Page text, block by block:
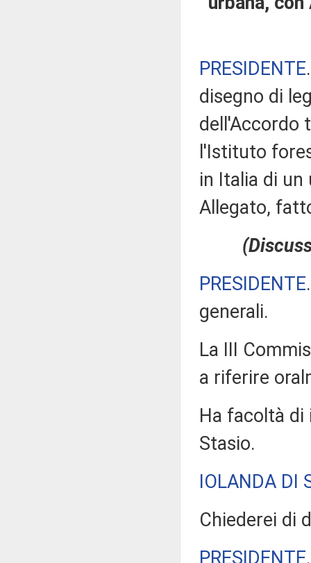
PRESIDENTE
disegno di
dell'Accordo
l'Istituto
in Italia di
Allegato,
PRESIDENTE
generali.
La III
a riferire
Ha facoltà di
Stasio.
IOLANDA DI
Chiederei di
PRESIDENTE